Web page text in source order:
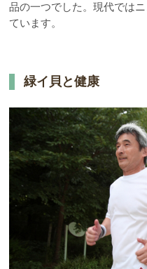
品の一つでした。現代では
ています。
緑イ貝と健康